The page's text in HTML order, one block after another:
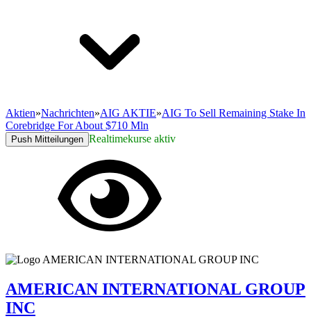
Aktien»Nachrichten»AIG AKTIE»AIG To Sell Remaining Stake In
Corebridge For About $710 Mln
Push Mitteilungen Realtimekurse aktiv
AMERICAN INTERNATIONAL GROUP
INC